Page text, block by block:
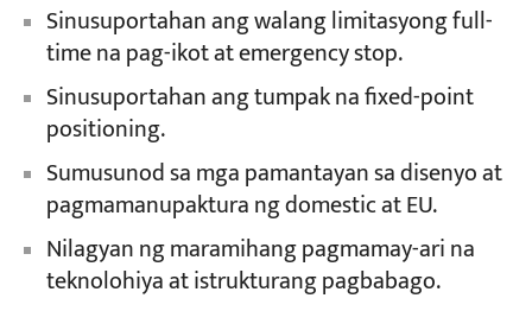
Sinusuportahan ang walang limitasyong full-
time na pag-ikot at emergency stop.
Sinusuportahan ang tumpak na fixed-point
positioning.
Sumusunod sa mga pamantayan sa disenyo at
pagmamanupaktura ng domestic at EU.
Nilagyan ng maramihang pagmamay-ari na
teknolohiya at istrukturang pagbabago.